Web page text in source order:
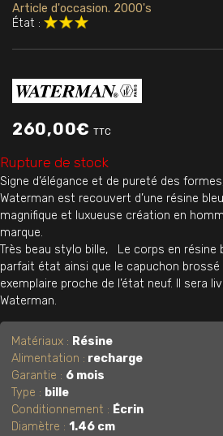
Article d'occasion. 2000's
État :
260,00€ TTC
Rupture de stock
Signe d’élégance et de pureté des
Waterman est recouvert d’une résine
magnifique et luxueuse création en
marque.
Très beau stylo bille, Le corps en résine
parfait état ainsi que le capuchon brossé
exemplaire proche de l’état neuf. Il sera
Waterman.
Matériaux : Résine
Alimentation : recharge
Garantie : 6 mois
Type : bille
Conditionnement : Écrin
Diamètre :1.46 cm